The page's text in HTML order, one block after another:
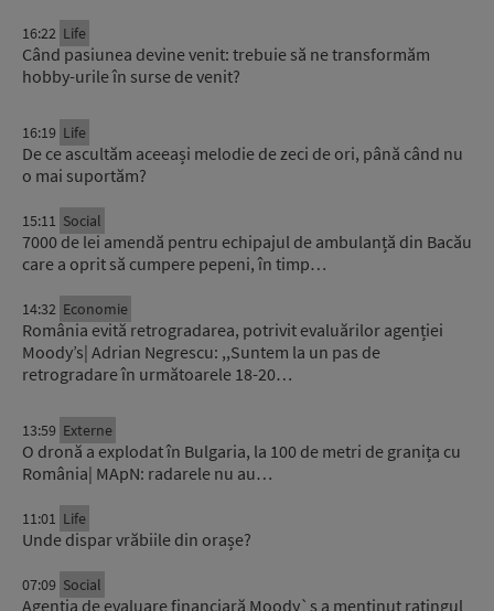
16:22 Life
Când pasiunea devine venit: trebuie să ne transformăm
hobby-urile în surse de venit?
16:19 Life
De ce ascultăm aceeași melodie de zeci de ori, până când nu
o mai suportăm?
15:11 Social
7000 de lei amendă pentru echipajul de ambulanță din Bacău
care a oprit să cumpere pepeni, în timp…
14:32 Economie
România evită retrogradarea, potrivit evaluărilor agenției
Moody’s| Adrian Negrescu: ,,Suntem la un pas de
retrogradare în următoarele 18-20…
13:59 Externe
O dronă a explodat în Bulgaria, la 100 de metri de granița cu
România| MApN: radarele nu au…
11:01 Life
Unde dispar vrăbiile din orașe?
07:09 Social
Agenția de evaluare financiară Moody`s a menținut ratingul